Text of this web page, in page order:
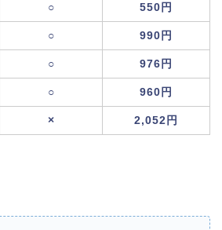
○ 550円
○ 990円
○ 976円
○ 960円
× 2,052円